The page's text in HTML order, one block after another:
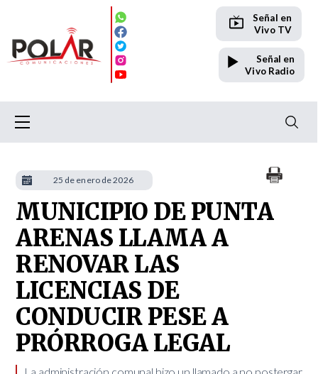
Señal en
Vivo TV
Señal en
Vivo Radio
MUNICIPIO DE PUNTA
ARENAS LLAMA A
RENOVAR LAS
LICENCIAS DE
CONDUCIR PESE A
PRÓRROGA LEGAL
25 de enero de 2026